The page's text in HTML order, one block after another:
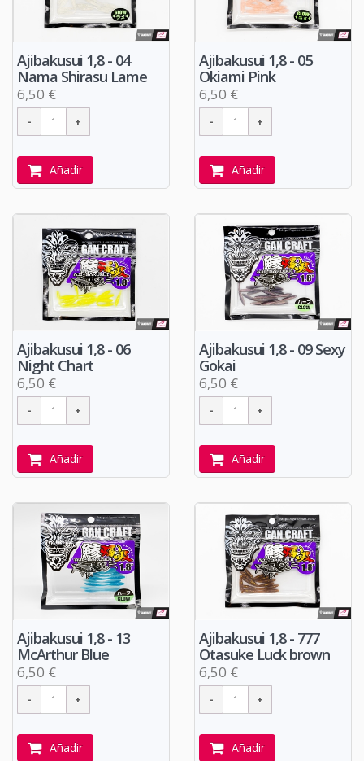
Ajibakusui 1,8 - 04
Nama Shirasu Lame
6,50 €
Añadir
Ajibakusui 1,8 - 05
Okiami Pink
6,50 €
Añadir
Ajibakusui 1,8 - 06
Night Chart
6,50 €
Añadir
Ajibakusui 1,8 - 09 Sexy
Gokai
6,50 €
Añadir
Ajibakusui 1,8 - 13
McArthur Blue
6,50 €
Añadir
Ajibakusui 1,8 - 777
Otasuke Luck brown
6,50 €
Añadir